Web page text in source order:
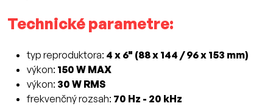
Technické parametre:
typ reproduktora: 4 x 6" (88 x 144 / 96 x 153 mm)
výkon: 150 W MAX
výkon: 30 W RMS
frekvenčný rozsah: 70 Hz - 20 kHz